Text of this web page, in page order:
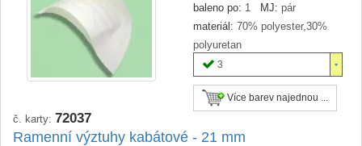
baleno po: 1 MJ: pár
materiál: 70% polyester,30%
polyuretan
3
Více barev najednou ...
č. karty: 72037
Ramenní výztuhy kabátové - 21 mm